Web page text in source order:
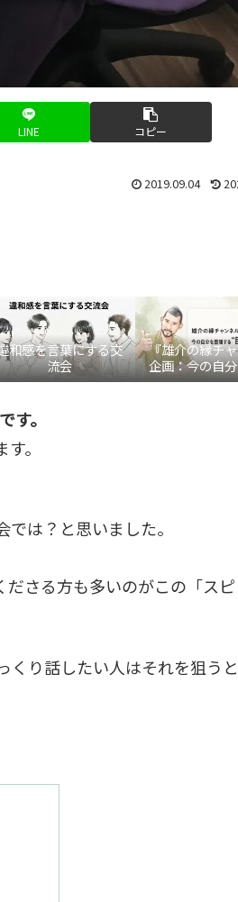
LINE コピー
2019.09.04
和感を言葉にする交
流会
『雄介の縁チ
企画：今の自
する“目利き”
す。
。
は？と思いました。
さる方も多いのがこの「ス
くり話したい人はそれを狙う